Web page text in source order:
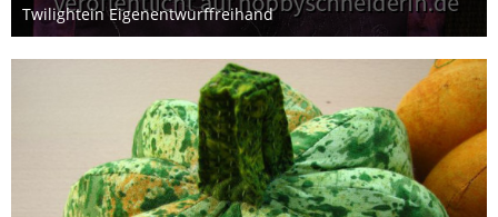
Twilightein Eigenentwurffreihand
7. Februar 2015